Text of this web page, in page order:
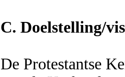
C. Doelstelling/
De Protestantse